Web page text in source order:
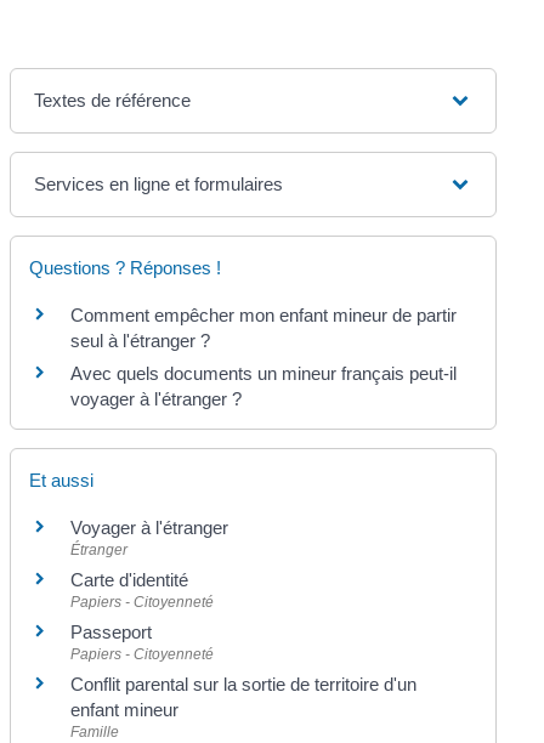
Textes de référence
Services en ligne et formulaires
Questions ? Réponses !
Comment empêcher mon enfant mineur de partir
seul à l'étranger ?
Avec quels documents un mineur français peut-il
voyager à l'étranger ?
Et aussi
Voyager à l'étranger
Étranger
Carte d'identité
Papiers - Citoyenneté
Passeport
Papiers - Citoyenneté
Conflit parental sur la sortie de territoire d'un
enfant mineur
Famille